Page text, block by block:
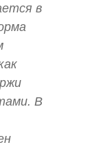
в
В